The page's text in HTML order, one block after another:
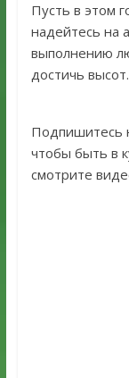
Пусть в этом
надейтесь на
выполнению
достичь высот.
Подпишитесь
чтобы быть в
смотрите